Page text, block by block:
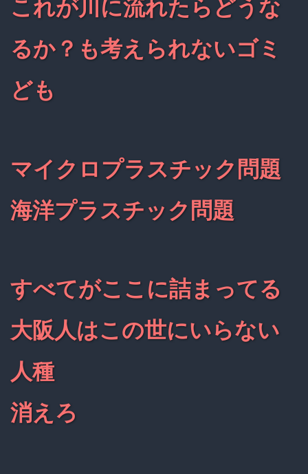
これが川に流れたらどうな
るか？も考えられないゴミ
ども
マイクロプラスチック問題
海洋プラスチック問題
すべてがここに詰まってる
大阪人はこの世にいらない
人種
消えろ